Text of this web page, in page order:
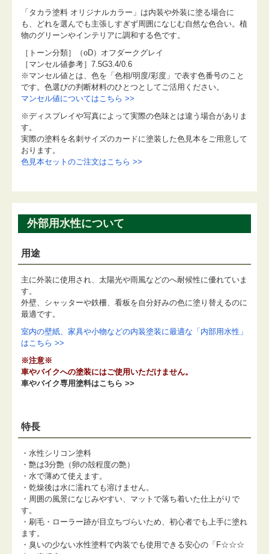
「タカラ塗料 オリジナルカラー」は内装や外装に塗る場合に
も、どれを選んでも主張しすぎず周囲になじむ自然な色合い。植
物のグリーンやインテリアに調和する色です。
［トーン分類］（oD）オフダークグレイ
［マンセル値参考］7.5G3.4/0.6
※マンセル値とは、色を「色相/明度/彩度」で表す色番号のこと
です。色選びの判断材料のひとつとしてご活用ください。
マンセル値についてはこちら >>
※ディスプレイや写真によって実際の色味とは違う場合がありま
す。
実際の塗料を名刺サイズのカードに塗装した色見本をご用意して
おります。
色見本セットのご注文はこちら >>
外部用水性について
用途
主に外装に使用され、太陽光や雨風などのへ耐候性に優れていま
す。
外壁、シャッターや鉄柵、看板を自分好みの色に塗り替えるのに
最適です。
室内の壁紙、家具や小物などの内装塗装に最適な「内部用水性」
はこちら >>
※注意※
車やバイクへの塗装にはご使用いただけません。
車やバイク専用塗料はこちら >>
特長
・水性シリコン塗料
・艶は3分艶（卵の殻程度の艶）
・水で薄めて使えます。
・乾燥後は水に濡れても溶けません。
・周囲の風景になじみやすい、マットで落ち着いた仕上がりで
す。
・刷毛・ローラー跡が目立ちづらいため、初心者でも上手に塗れ
ます。
・臭いの少ない水性塗料で内装でも使用できる安心の「F☆☆☆